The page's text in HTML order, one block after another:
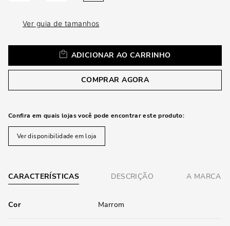
Ver guia de tamanhos
ADICIONAR AO CARRINHO
COMPRAR AGORA
Confira em quais lojas você pode encontrar este produto:
Ver disponibilidade em loja
CARACTERÍSTICAS DESCRIÇÃO A MARCA
Cor Marrom